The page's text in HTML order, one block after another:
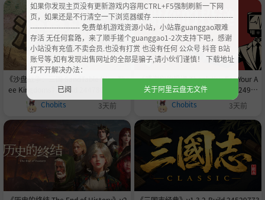
《沙盘战争：三国 SandTable War: Thr
ee Kingdoms》-Build 24478039官中
免安装-简中345.7MB
Chobits 3天前
《感谢你的投递 Thank You For Your A
pplication》v1.1.3-Build 24548249官
中免安装-简中1.4GB
Chobits 3天前
如果你发现主页没有更新游戏内容用CTRL+F5强制刷新一下网
页，如果还是不行清空一下浏览器缓存 ----------------------------------
--------------------- 免费单机游戏资源小站，小站靠guanggao艰难
存活 无任何套路，来了顺手搓个guanggao1-2次支持下吧，感谢
小站没有充值.不卖会员.也没有打赏 也没有任何 公众号 抖音 B站
账号等,如有发现出售网址的全部是骗子,请小伙们谨慎！ 下载地址
打不开解决办法：
已阅
关于阿里云盘无文件